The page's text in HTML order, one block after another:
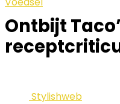
Ontbijt
Stylishweb